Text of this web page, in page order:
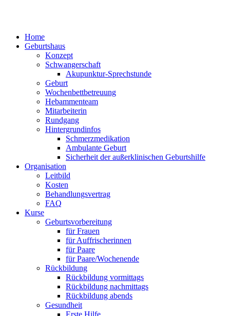
Home
Geburtshaus
Konzept
Schwangerschaft
Akupunktur-Sprechstunde
Geburt
Wochenbettbetreuung
Hebammenteam
Mitarbeiterin
Rundgang
Hintergrundinfos
Schmerzmedikation
Ambulante Geburt
Sicherheit der außerklinischen Geburtshilfe
Organisation
Leitbild
Kosten
Behandlungsvertrag
FAQ
Kurse
Geburtsvorbereitung
für Frauen
für Auffrischerinnen
für Paare
für Paare/Wochenende
Rückbildung
Rückbildung vormittags
Rückbildung nachmittags
Rückbildung abends
Gesundheit
Erste Hilfe